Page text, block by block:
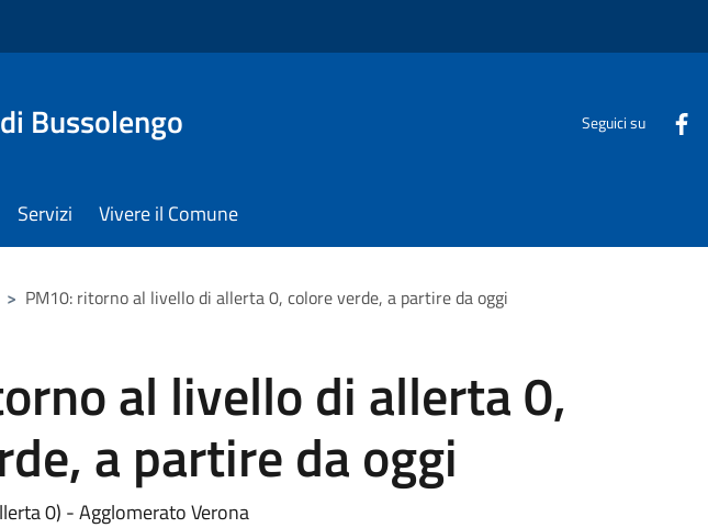
Bussolengo Seguici su
Servizi Vivere il Comune
> PM10: ritorno al livello di allerta 0, colore verde, a partire da oggi
al livello di allerta 0,
a partire da oggi
0) - Agglomerato Verona